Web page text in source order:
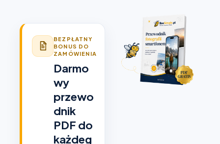
BEZPŁATNY
BONUS DO
ZAMÓWIENIA
Darmo
wy
przewo
dnik
PDF do
każdeg